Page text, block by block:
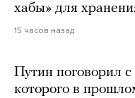
хабы» для
15 часов назад
Путин поговорил
которого в